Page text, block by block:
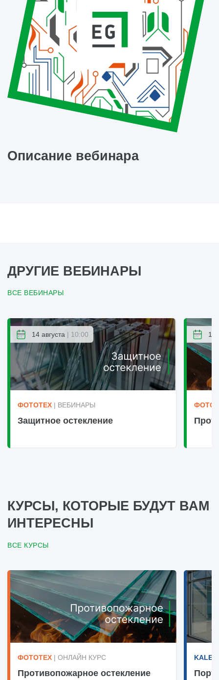
Описание вебинара
ДРУГИЕ ВЕБИНАРЫ
ВСЕ ВЕБИНАРЫ
14 августа | 10:00
ФОТОТЕХ | ВЕБИНАРЫ
Защитное остекление
14
КУРСЫ, КОТОРЫЕ БУДУТ ВАМ
ИНТЕРЕСНЫ
ВСЕ КУРСЫ
ФОТОТЕХ | ОНЛАЙН КУРС
Противопожарное остекление